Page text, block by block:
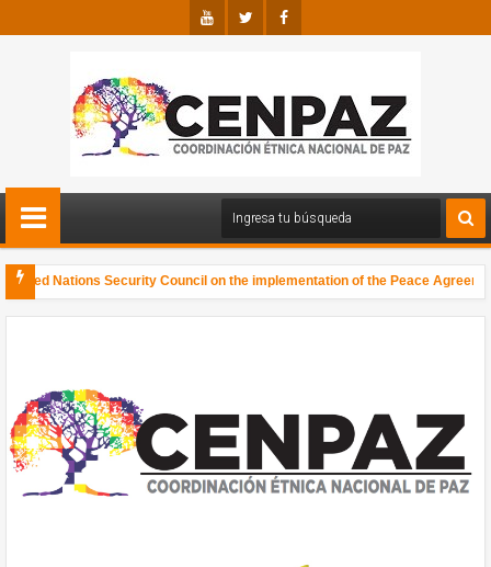
Nations Security Council on the implementation of the Peace
Colombia, Abya Yala, y el Mundo, comunicamos que participamos en en